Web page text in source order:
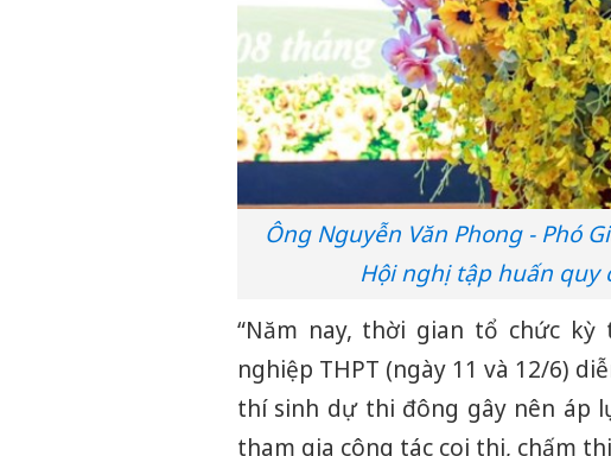
Ông Nguyễn Văn Phong - Phó
Hội nghị tập huấn quy
“Năm nay, thời gian tổ chức
nghiệp THPT (ngày 11 và 12/6)
thí sinh dự thi đông gây nên áp
tham gia công tác coi thi, chấm